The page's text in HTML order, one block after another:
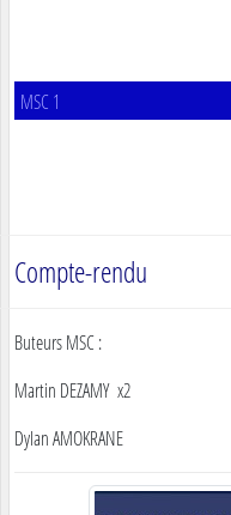
MSC 1
Compte-rendu
Buteurs MSC :
Martin DEZAMY x2
Dylan AMOKRANE